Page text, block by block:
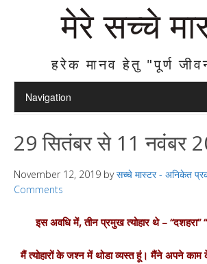
मेरे सच्चे
हरेक मानव हेतु "पूर्ण
29 सितंबर से 11 नवंबर
November 12, 2019 byसच्चे मास्टर - अनिकेत
Comments
इस अवधि में, तीन प्रमुख त्योहार थे – “दशहरा”
मैं त्योहारों के जश्न में थोडा व्यस्त हूं। मैंने अपने